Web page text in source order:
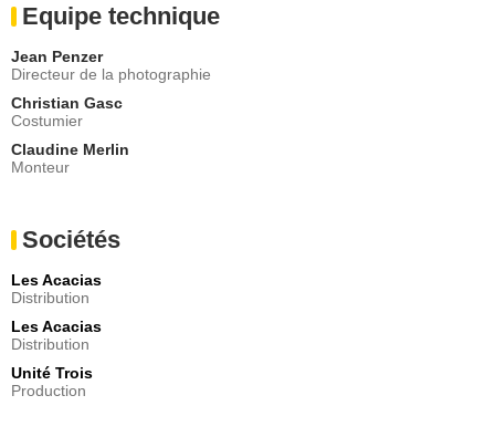
Equipe technique
Jean Penzer
Directeur de la photographie
Christian Gasc
Costumier
Claudine Merlin
Monteur
Sociétés
Les Acacias
Distribution
Les Acacias
Distribution
Unité Trois
Production